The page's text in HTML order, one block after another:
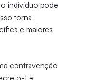
indivíduo pode
torna
e maiores
contravenção
Lei